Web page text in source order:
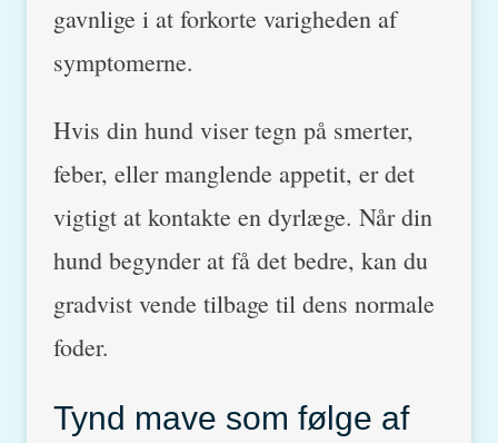
gavnlige i at forkorte varigheden af
symptomerne.
Hvis din hund viser tegn på smerter,
feber, eller manglende appetit, er det
vigtigt at kontakte en dyrlæge. Når din
hund begynder at få det bedre, kan du
gradvist vende tilbage til dens normale
foder.
Tynd mave som følge af